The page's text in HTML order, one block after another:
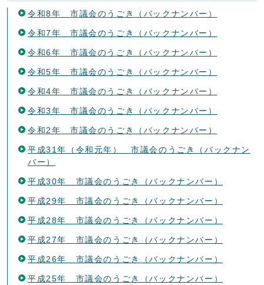
令和8年 市議会のうごき（バックナンバー）
令和7年 市議会のうごき（バックナンバー）
令和6年 市議会のうごき（バックナンバー）
令和5年 市議会のうごき（バックナンバー）
令和4年 市議会のうごき（バックナンバー）
令和3年 市議会のうごき（バックナンバー）
令和2年 市議会のうごき（バックナンバー）
平成31年（令和元年） 市議会のうごき（バックナン
バー）
平成30年 市議会のうごき（バックナンバー）
平成29年 市議会のうごき（バックナンバー）
平成28年 市議会のうごき（バックナンバー）
平成27年 市議会のうごき（バックナンバー）
平成26年 市議会のうごき（バックナンバー）
平成25年 市議会のうごき（バックナンバー）